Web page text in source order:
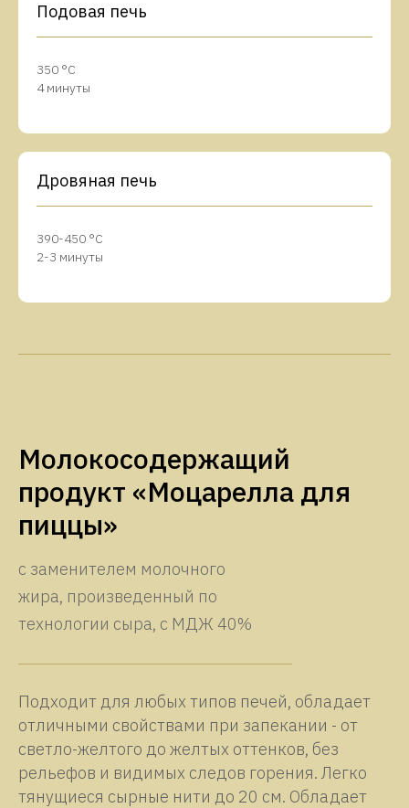
Подовая печь
350 °C
4 минуты
Дровяная печь
390-450 °C
2-3 минуты
Молокосодержащий
продукт «Моцарелла для
пиццы»
с заменителем молочного
жира, произведенный по
технологии сыра, с МДЖ 40%
Подходит для любых типов печей, обладает
отличными свойствами при запекании - от
светло-желтого до желтых оттенков, без
рельефов и видимых следов горения. Легко
тянущиеся сырные нити до 20 см. Обладает